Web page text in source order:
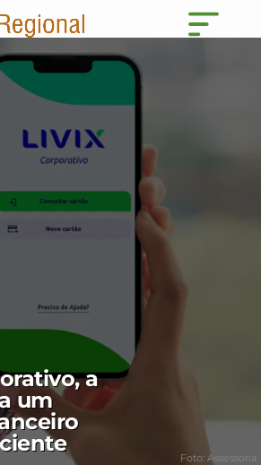
a
um
Foto: Assessoria